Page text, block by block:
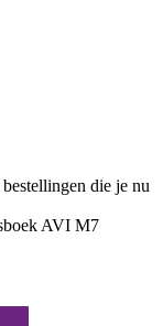
die je nu
AVI M7